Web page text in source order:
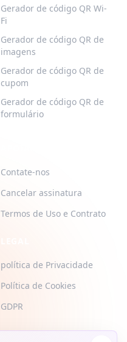
Gerador de código QR Wi-
Fi
Gerador de código QR de
imagens
Gerador de código QR de
cupom
Gerador de código QR de
formulário
Contate-nos
Cancelar assinatura
Termos de Uso e Contrato
política de Privacidade
Política de Cookies
GDPR